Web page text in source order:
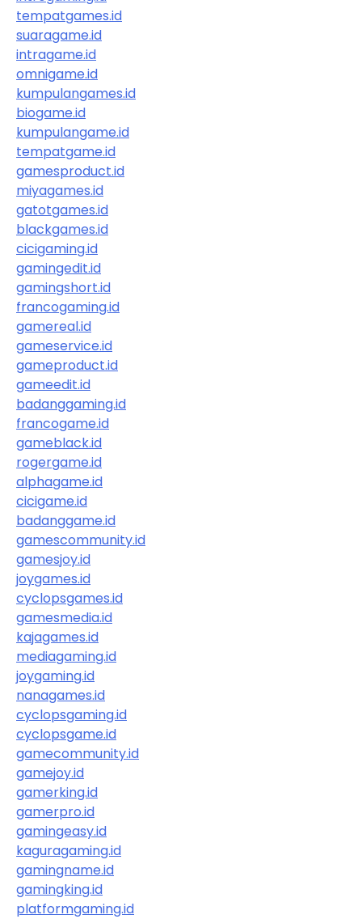
tempatgames.id
suaragame.id
intragame.id
omnigame.id
kumpulangames.id
biogame.id
kumpulangame.id
tempatgame.id
gamesproduct.id
miyagames.id
gatotgames.id
blackgames.id
cicigaming.id
gamingedit.id
gamingshort.id
francogaming.id
gamereal.id
gameservice.id
gameproduct.id
gameedit.id
badanggaming.id
francogame.id
gameblack.id
rogergame.id
alphagame.id
cicigame.id
badanggame.id
gamescommunity.id
gamesjoy.id
joygames.id
cyclopsgames.id
gamesmedia.id
kajagames.id
mediagaming.id
joygaming.id
nanagames.id
cyclopsgaming.id
cyclopsgame.id
gamecommunity.id
gamejoy.id
gamerking.id
gamerpro.id
gamingeasy.id
kaguragaming.id
gamingname.id
gamingking.id
platformgaming.id